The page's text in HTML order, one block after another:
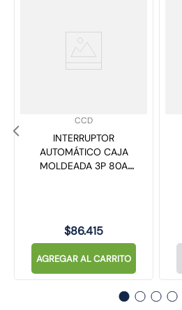
CCD
INTERRUPTOR
AUTOMÁTICO CAJA
MOLDEADA 3P 80A
$86.415
AGREGAR AL CARRITO